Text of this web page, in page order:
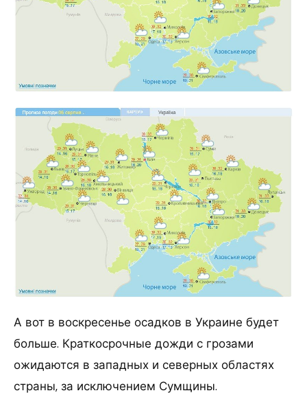
А вот в воскресенье осадков в Украине будет
больше. Краткосрочные дожди с грозами
ожидаются в западных и северных областях
страны, за исключением Сумщины.